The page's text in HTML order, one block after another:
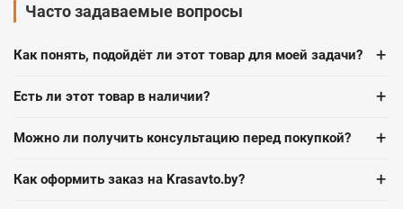
Часто задаваемые вопросы
Как понять, подойдёт ли этот товар для моей задачи? +
Есть ли этот товар в наличии? +
Можно ли получить консультацию перед покупкой? +
Как оформить заказ на Krasavto.by? +